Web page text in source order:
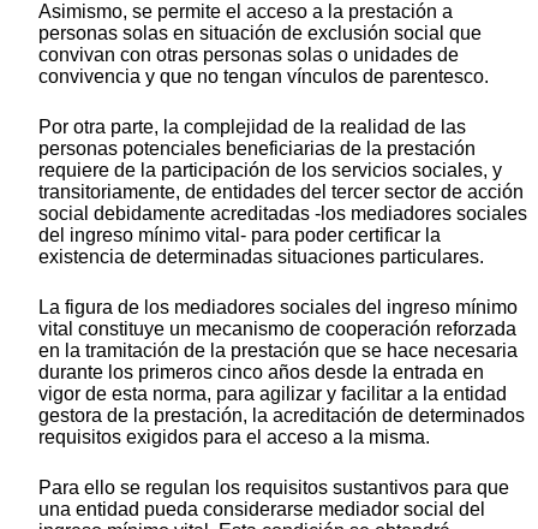
Asimismo, se permite el acceso a la prestación a
personas solas en situación de exclusión social que
convivan con otras personas solas o unidades de
convivencia y que no tengan vínculos de parentesco.
Por otra parte, la complejidad de la realidad de las
personas potenciales beneficiarias de la prestación
requiere de la participación de los servicios sociales, y
transitoriamente, de entidades del tercer sector de acción
social debidamente acreditadas -los mediadores sociales
del ingreso mínimo vital- para poder certificar la
existencia de determinadas situaciones particulares.
La figura de los mediadores sociales del ingreso mínimo
vital constituye un mecanismo de cooperación reforzada
en la tramitación de la prestación que se hace necesaria
durante los primeros cinco años desde la entrada en
vigor de esta norma, para agilizar y facilitar a la entidad
gestora de la prestación, la acreditación de determinados
requisitos exigidos para el acceso a la misma.
Para ello se regulan los requisitos sustantivos para que
una entidad pueda considerarse mediador social del